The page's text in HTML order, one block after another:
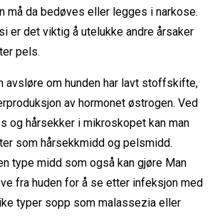
må da bedøves eller legges i narkose.
er det viktig å utelukke andre årsaker
pels.
avsløre om hunden har lavt stoffskifte,
av hormonet østrogen. Ved
og hårsekker i mikroskopet kan man
som hårsekkmidd og pelsmidd.
type midd som også kan gjøre Man
fra huden for å se etter infeksjon med
typer sopp som malassezia eller